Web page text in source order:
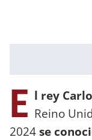
E l rey
Reino
2024se